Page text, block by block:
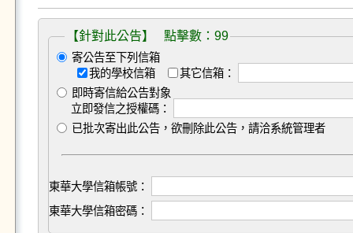
【針對此公告】 點擊數：99
寄公告至下列信箱
我的學校信箱
其它信箱：
即時寄信給公告對象
立即發信之授權碼：
已批次寄出此公告，欲刪除此公告，請洽系統管理者
東華大學信箱帳號：
東華大學信箱密碼：